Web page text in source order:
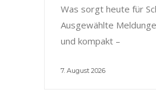
Was sorgt heute für
Ausgewählte
und kompakt –
7. August 2026